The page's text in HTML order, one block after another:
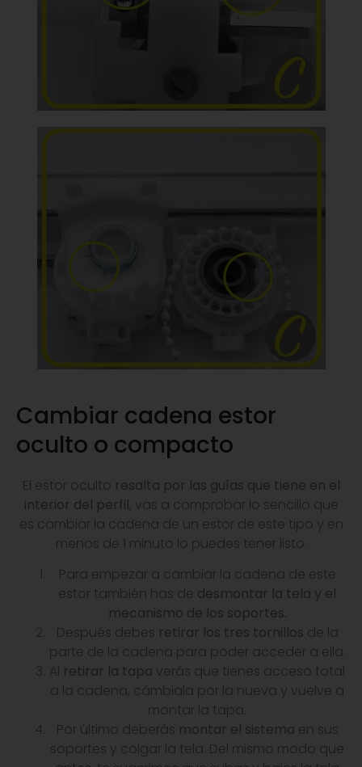
Cambiar cadena estor
oculto o compacto
El estor oculto resalta por las guías que tiene en el
interior del perfil, vas a comprobar lo sencillo que
es cambiar la cadena de un estor de este tipo y en
menos de 1 minuto lo puedes tener listo.
Para empezar a cambiar la cadena de este
estor también has de desmontar la tela y el
mecanismo de los soportes.
Después debes retirar los tres tornillos de la
parte de la cadena para poder acceder a ella.
Al retirar la tapa verás que tienes acceso total
a la cadena, cámbiala por la nueva y vuelve a
montar la tapa.
Por último deberás montar el sistema en sus
soportes y colgar la tela. Del mismo modo que